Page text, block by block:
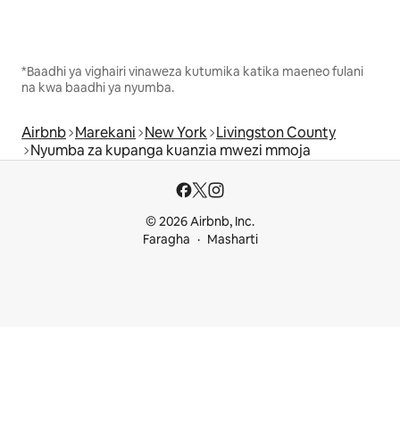
*Baadhi ya vighairi vinaweza kutumika katika maeneo fulani
na kwa baadhi ya nyumba.
Airbnb Marekani New York Livingston County
Nyumba za kupanga kuanzia mwezi mmoja
© 2026 Airbnb, Inc.
Faragha
Masharti